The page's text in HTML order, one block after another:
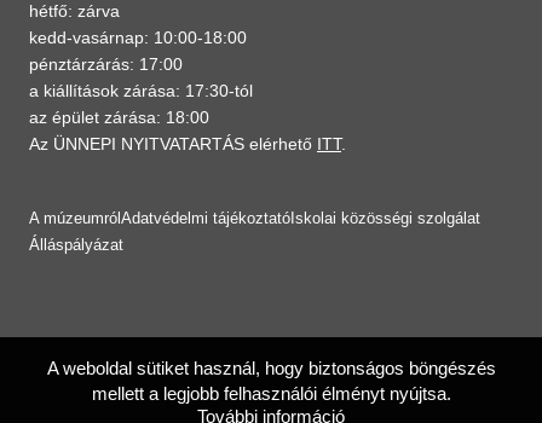
hétfő: zárva
kedd-vasárnap: 10:00-18:00
pénztárzárás: 17:00
a kiállítások zárása: 17:30-tól
az épület zárása: 18:00
Az ÜNNEPI NYITVATARTÁS elérhető ITT.
A múzeumról Adatvédelmi tájékoztató Iskolai közösségi szolgálat
Álláspályázat
A weboldal sütiket használ, hogy biztonságos böngészés
mellett a legjobb felhasználói élményt nyújtsa.
További információ